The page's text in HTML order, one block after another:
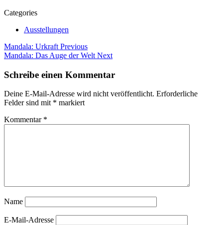
Categories
Ausstellungen
Tags
Ausstellung
Stadtbücherei
Buchholz
Ausstellung
Stadtbücherei
Buchholz
Binder
Circles
Glaskunst
Intuitive
Beitragsnavigation
Mandala: Urkraft Previous
Mandala: Das Auge der Welt Next
Schreibe einen Kommentar
Deine E-Mail-Adresse wird nicht veröffentlicht. Erforderliche
Felder sind mit * markiert
Kommentar *
Name
E-Mail-Adresse